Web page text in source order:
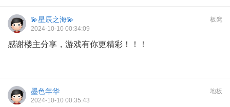
板凳
💫星辰之海💫
2024-10-10 00:34:09
感谢楼主分享，游戏有你更精彩！！！
地板
墨色年华
2024-10-10 00:35:43